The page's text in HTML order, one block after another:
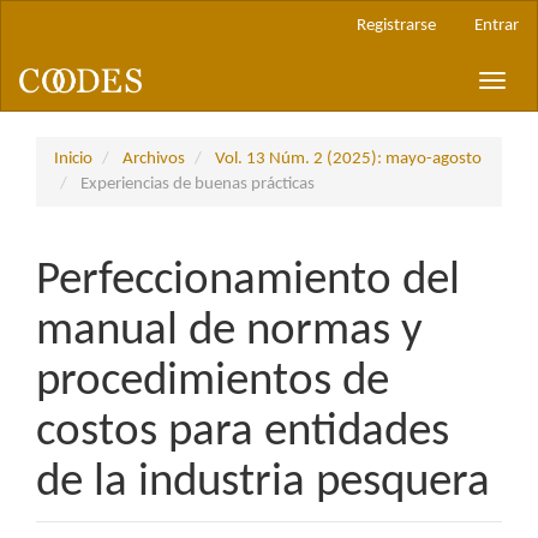
principal
Barra
Registrarse Entrar
Toggle
Inicio Archivos
Vol. 13 Núm. 2 (2025): mayo-agosto
Experiencias de buenas prácticas
Perfeccionamiento del
manual de normas y
procedimientos de
costos para entidades
de la industria pesquera